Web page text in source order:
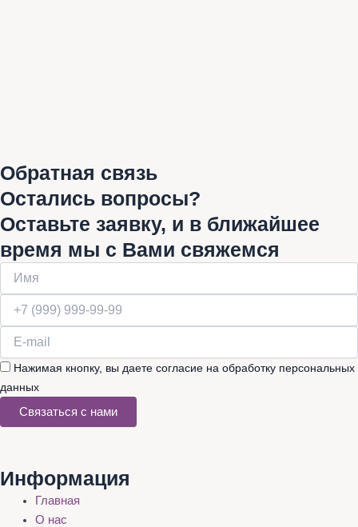
Обратная связь
Остались вопросы?
Оставьте заявку, и в ближайшее
время мы с Вами свяжемся
Нажимая кнопку, вы даете согласие на обработку персональных
данных
Связаться с нами
Информация
Главная
О нас